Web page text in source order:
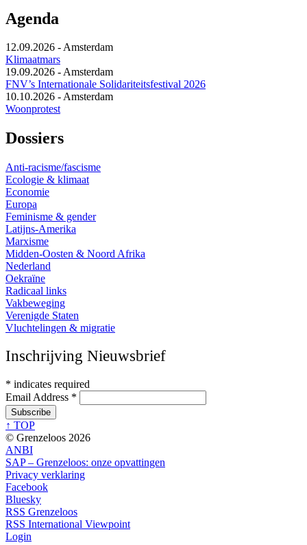
Agenda
12.09.2026 -Amsterdam
Klimaatmars
19.09.2026 -Amsterdam
FNV’s Internationale Solidariteitsfestival 2026
10.10.2026 -Amsterdam
Woonprotest
Dossiers
Anti-racisme/fascisme
Ecologie & klimaat
Economie
Europa
Feminisme & gender
Latijns-Amerika
Marxisme
Midden-Oosten & Noord Afrika
Nederland
Oekraïne
Radicaal links
Vakbeweging
Verenigde Staten
Vluchtelingen & migratie
Inschrijving Nieuwsbrief
* indicates required
Email Address *
↑ TOP
© Grenzeloos 2026
ANBI
SAP – Grenzeloos: onze opvattingen
Privacy verklaring
Facebook
Bluesky
RSS Grenzeloos
RSS International Viewpoint
Login